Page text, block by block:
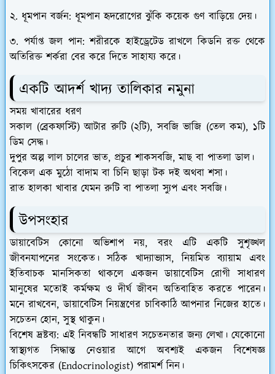
২. ধূমপান বর্জন: ধূমপান হৃদরোগের ঝুঁকি কয়েক গুণ বাড়িয়ে দেয়।
৩. পর্যাপ্ত জল পান: শরীরকে হাইড্রেটেড রাখলে কিডনি রক্ত থেকে
অতিরিক্ত শর্করা বের করে দিতে সাহায্য করে।
​একটি আদর্শ খাদ্য তালিকার নমুনা
সময় খাবারের ধরণ
সকাল (ব্রেকফাস্টি) আটার রুটি (২টি), সবজি ভাজি (তেল কম), ১টি
ডিম সেদ্ধ।
দুপুর অল্প লাল চালের ভাত, প্রচুর শাকসবজি, মাছ বা পাতলা ডাল।
বিকেল এক মুঠো বাদাম বা চিনি ছাড়া টক দই অথবা শসা।
রাত হালকা খাবার যেমন রুটি বা পাতলা স্যুপ এবং সবজি।
উপসংহার
ডায়াবেটিস কোনো অভিশাপ নয়, বরং এটি একটি সুশৃঙ্খল
জীবনযাপনের সংকেত। সঠিক খাদ্যাভ্যাস, নিয়মিত ব্যায়াম এবং
ইতিবাচক মানসিকতা থাকলে একজন ডায়াবেটিস রোগী সাধারণ
মানুষের মতোই কর্মক্ষম ও দীর্ঘ জীবন অতিবাহিত করতে পারেন।
মনে রাখবেন, ডায়াবেটিস নিয়ন্ত্রণের চাবিকাঠি আপনার নিজের হাতে।
সচেতন হোন, সুস্থ থাকুন।
বিশেষ দ্রষ্টব্য: এই নিবন্ধটি সাধারণ সচেতনতার জন্য লেখা। যেকোনো
স্বাস্থ্যগত সিদ্ধান্ত নেওয়ার আগে অবশ্যই একজন বিশেষজ্ঞ
চিকিৎসকের (Endocrinologist) পরামর্শ নিন।